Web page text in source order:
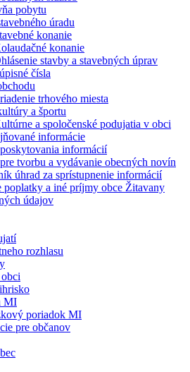
pobytu
úradu
konanie
konanie
stavby a stavebných úprav
čísla
trhového miesta
a športu
a spoločenské podujatia v obci
informácie
informácií
tvorbu a vydávanie obecných novín
úhrad za sprístupnenie informácií
poplatky a iné príjmy obce Žitavany
údajov
rozhlasu
MI
poriadok MI
pre občanov